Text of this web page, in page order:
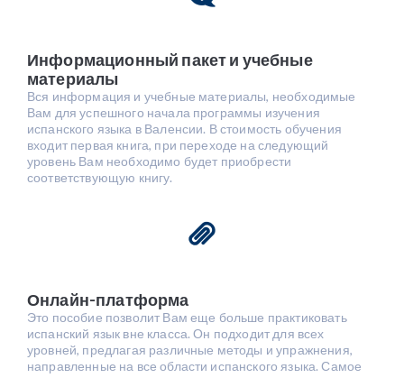
Информационный пакет и учебные
материалы
Вся информация и учебные материалы, необходимые
Вам для успешного начала программы изучения
испанского языка в Валенсии. В стоимость обучения
входит первая книга, при переходе на следующий
уровень Вам необходимо будет приобрести
соответствующую книгу.
Онлайн-платформа
Это пособие позволит Вам еще больше практиковать
испанский язык вне класса. Он подходит для всех
уровней, предлагая различные методы и упражнения,
направленные на все области испанского языка. Самое